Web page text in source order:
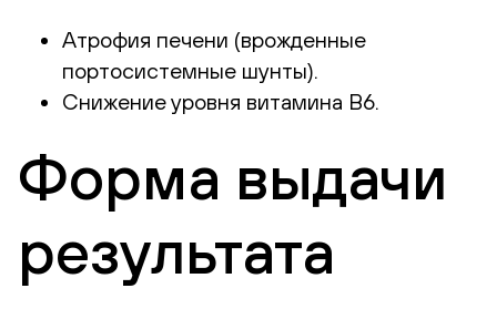
Атрофия печени (врожденные
портосистемные шунты).
Снижение уровня витамина В6.
Форма выдачи
результата